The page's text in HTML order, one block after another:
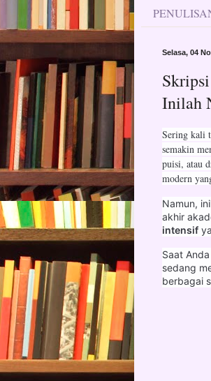
Selasa, 04
Inilah
Sering kali
semakin
puisi, atau
modern
Namun,
akhir
intensif
Saat
sedang
berbagai